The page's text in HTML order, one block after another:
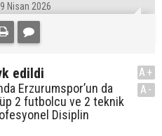
Nisan 2026
edildi
Erzurumspor’un da
2 futbolcu ve 2 teknik
Disiplin
A+
A-